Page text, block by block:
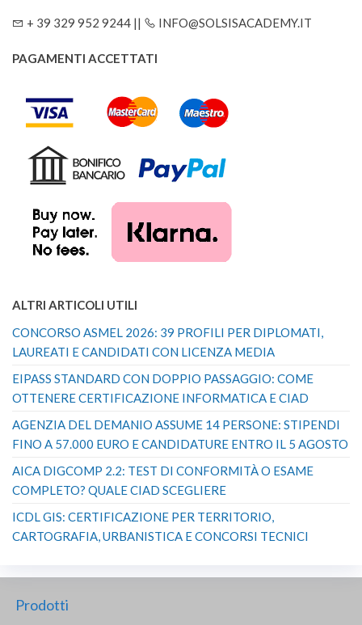
+ 39 329 952 9244 || INFO@SOLSISACADEMY.IT
PAGAMENTI ACCETTATI
ALTRI ARTICOLI UTILI
CONCORSO ASMEL 2026: 39 PROFILI PER DIPLOMATI,
LAUREATI E CANDIDATI CON LICENZA MEDIA
EIPASS STANDARD CON DOPPIO PASSAGGIO: COME
OTTENERE CERTIFICAZIONE INFORMATICA E CIAD
AGENZIA DEL DEMANIO ASSUME 14 PERSONE: STIPENDI
FINO A 57.000 EURO E CANDIDATURE ENTRO IL 5 AGOSTO
AICA DIGCOMP 2.2: TEST DI CONFORMITÀ O ESAME
COMPLETO? QUALE CIAD SCEGLIERE
ICDL GIS: CERTIFICAZIONE PER TERRITORIO,
CARTOGRAFIA, URBANISTICA E CONCORSI TECNICI
Prodotti